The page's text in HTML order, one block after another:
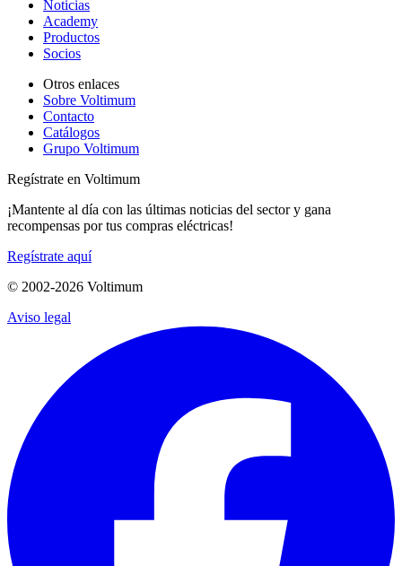
Noticias
Academy
Productos
Socios
Otros enlaces
Sobre Voltimum
Contacto
Catálogos
Grupo Voltimum
Regístrate en Voltimum
¡Mantente al día con las últimas noticias del sector y gana
recompensas por tus compras eléctricas!
Regístrate aquí
© 2002-2026 Voltimum
Aviso legal